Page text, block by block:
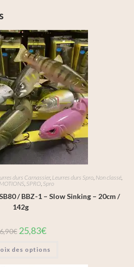
durs Carnassier, Leurres durs Spro, Non classé,
SPRO Spro
/ BBZ-1 – Slow Sinking – 20cm /
142g
€ 25,83€
des options